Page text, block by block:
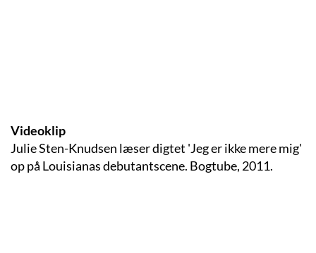
Videoklip
Julie Sten-Knudsen læser digtet 'Jeg er ikke mere mig'
op på Louisianas debutantscene. Bogtube, 2011.